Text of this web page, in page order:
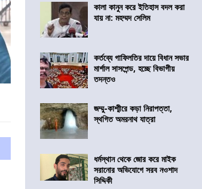
কালা কানুন করে ইতিহাস বদল করা
যায় না: মহম্মদ সেলিম
কর্তব্যে গাফিলতির দায়ে বিধান সভার
মার্শাল সাসপেন্ড, হচ্ছে বিভাগীয়
তদন্তও
জম্মু-কাশ্মীরে কড়া নিরাপত্তা,
স্থগিত অমরনাথ যাত্রা
ধর্মস্থান থেকে জোর করে মাইক
সরানোর অভিযোগে সরব নওশাদ
সিদ্দিকী